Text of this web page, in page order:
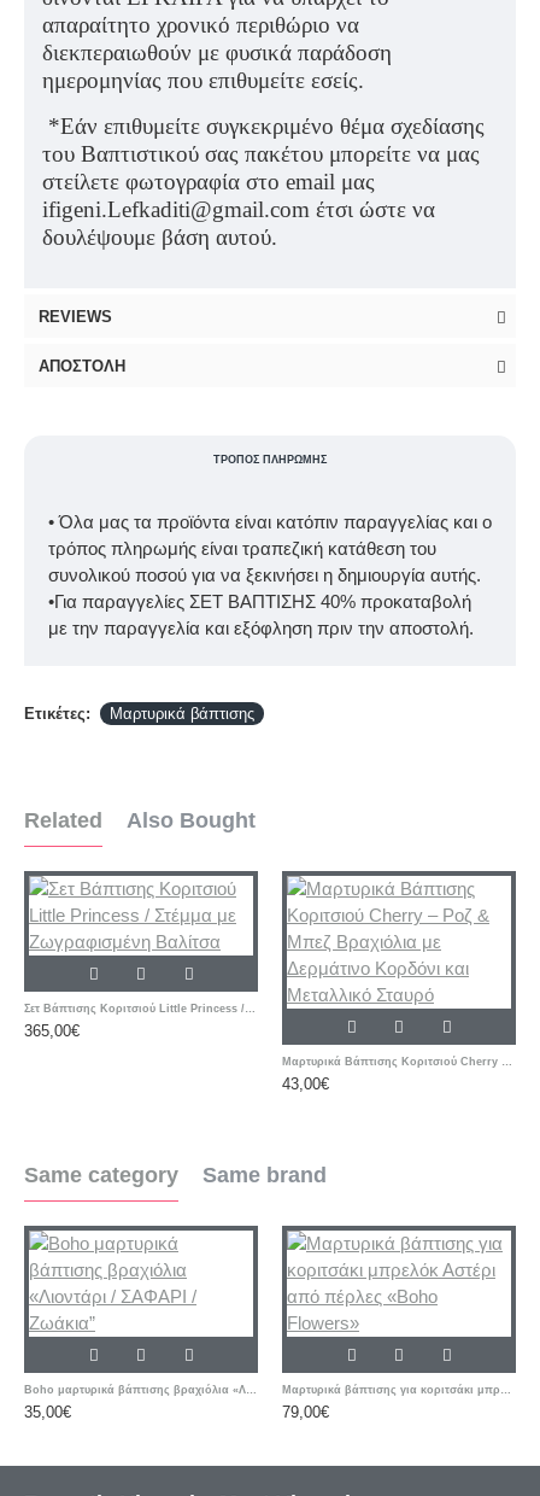
απαραίτητο χρονικό περιθώριο να
διεκπεραιωθούν με φυσικά παράδοση
ημερομηνίας που επιθυμείτε εσείς.
*Εάν επιθυμείτε συγκεκριμένο θέμα σχεδίασης
του Βαπτιστικού σας πακέτου μπορείτε να μας
στείλετε φωτογραφία στο email μας
ifigeni.Lefkaditi@gmail.com έτσι ώστε να
δουλέψουμε βάση αυτού.
REVIEWS
ΑΠΟΣΤΟΛΉ
ΤΡΌΠΟΣ ΠΛΗΡΩΜΉΣ
• Όλα μας τα προϊόντα είναι κατόπιν παραγγελίας και ο
τρόπος πληρωμής είναι τραπεζική κατάθεση του
συνολικού ποσού για να ξεκινήσει η δημιουργία αυτής.
•Για παραγγελίες ΣΕΤ ΒΑΠΤΙΣΗΣ 40% προκαταβολή
με την παραγγελία και εξόφληση πριν την αποστολή.
Ετικέτες: Μαρτυρικά βάπτισης
Related Also Bought
Σετ Βάπτισης Κοριτσιού Little Princess / Στέμμα με Ζωγραφισμένη Βαλίτσα
365,00€
Μαρτυρικά Βάπτισης Κοριτσιού Cherry – Ροζ & Μπεζ Βραχιόλια με Δερμάτινο Κορδόνι και Μεταλλικό Σταυρό
43,00€
Same category Same brand
Boho μαρτυρικά βάπτισης βραχιόλια «Λιοντάρι / ΣΑΦΑΡΙ / Ζωάκια”
35,00€
Μαρτυρικά βάπτισης για κοριτσάκι μπρελόκ Αστέρι από πέρλες «Boho Flowers»
79,00€